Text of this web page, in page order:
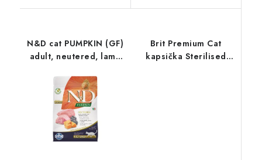
N&D cat PUMPKIN (GF)
adult, neutered, lamb
Brit Premium Cat
kapsička Sterilised